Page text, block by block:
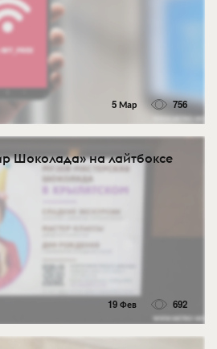
5 Мар 756
Шоколада» на лайтбоксе
19 Фев 692